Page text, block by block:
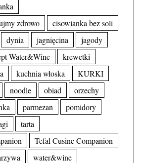
zdrowo
cisowianka bez soli
dynia jagnięcina
jagody
Water&Wine
krewetki
kuchnia włoska
KURKI
noodle obiad
orzechy
parmezan
pomidory
tarta
Tefal Cusine Companion
water&wine